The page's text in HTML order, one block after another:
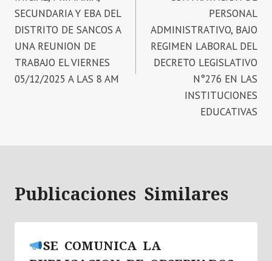
SECUNDARIA Y EBA DEL
DISTRITO DE SANCOS A
UNA REUNION DE
TRABAJO EL VIERNES
05/12/2025 A LAS 8 AM
PERSONAL
ADMINISTRATIVO, BAJO
REGIMEN LABORAL DEL
DECRETO LEGISLATIVO
N°276 EN LAS
INSTITUCIONES
EDUCATIVAS
Publicaciones Similares
SE COMUNICA LA